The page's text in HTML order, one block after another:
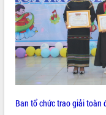
THỐNG KÊ TRUY CẬP
Hôm nay:
7656
Tất cả: 66052979
Ban tổ chức trao giải toàn